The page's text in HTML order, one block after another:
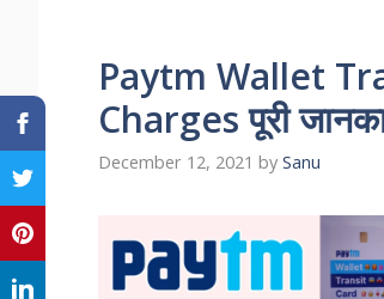
Paytm Wallet
Charges पूरी
December 12, 2021 by Sanu